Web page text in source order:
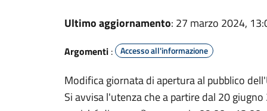
Ultimo aggiornamento: 27 marzo 2024,
Argomenti : Accesso all'informazione
Modifica giornata di apertura al pubblico
Si avvisa l'utenza che a partire dal 20